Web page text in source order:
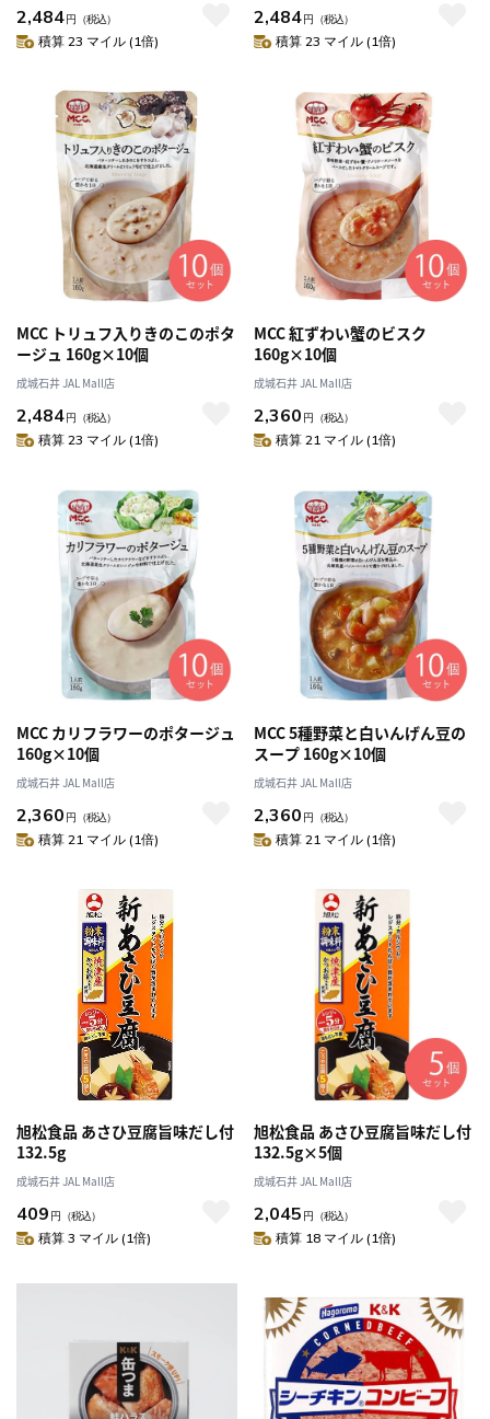
2,484円 （税込）
積算 23 マイル (1倍)
2,484円 （税込）
積算 23 マイル (1倍)
MCC トリュフ入りきのこのポタ
ージュ 160g×10個
成城石井 JAL Mall店
2,484円 （税込）
積算 23 マイル (1倍)
MCC 紅ずわい蟹のビスク
160g×10個
成城石井 JAL Mall店
2,360 円 （税込）
積算 21 マイル (1倍)
MCC カリフラワーのポタージュ
160g×10個
成城石井 JAL Mall店
2,360 円 （税込）
積算 21 マイル (1倍)
MCC 5種野菜と白いんげん豆の
スープ 160g×10個
成城石井 JAL Mall店
2,360 円 （税込）
積算 21 マイル (1倍)
旭松食品 あさひ豆腐旨味だし付
132.5g
成城石井 JAL Mall店
409 円 （税込）
積算 3 マイル (1倍)
旭松食品 あさひ豆腐旨味だし付
132.5g×5個
成城石井 JAL Mall店
2,045 円 （税込）
積算 18 マイル (1倍)